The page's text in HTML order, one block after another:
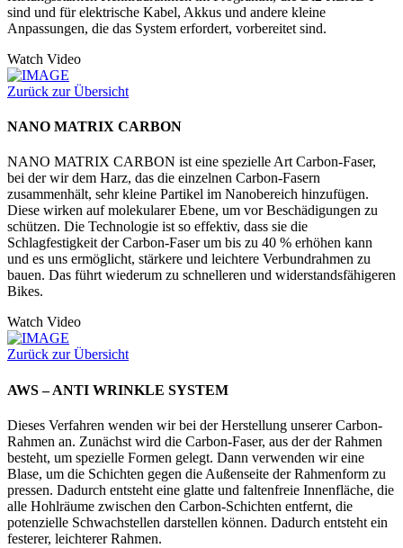
sind und für elektrische Kabel, Akkus und andere kleine
Anpassungen, die das System erfordert, vorbereitet sind.
Watch Video
Zurück zur Übersicht
NANO MATRIX CARBON
NANO MATRIX CARBON ist eine spezielle Art Carbon-Faser,
bei der wir dem Harz, das die einzelnen Carbon-Fasern
zusammenhält, sehr kleine Partikel im Nanobereich hinzufügen.
Diese wirken auf molekularer Ebene, um vor Beschädigungen zu
schützen. Die Technologie ist so effektiv, dass sie die
Schlagfestigkeit der Carbon-Faser um bis zu 40 % erhöhen kann
und es uns ermöglicht, stärkere und leichtere Verbundrahmen zu
bauen. Das führt wiederum zu schnelleren und widerstandsfähigeren
Bikes.
Watch Video
Zurück zur Übersicht
AWS – ANTI WRINKLE SYSTEM
Dieses Verfahren wenden wir bei der Herstellung unserer Carbon-
Rahmen an. Zunächst wird die Carbon-Faser, aus der der Rahmen
besteht, um spezielle Formen gelegt. Dann verwenden wir eine
Blase, um die Schichten gegen die Außenseite der Rahmenform zu
pressen. Dadurch entsteht eine glatte und faltenfreie Innenfläche, die
alle Hohlräume zwischen den Carbon-Schichten entfernt, die
potenzielle Schwachstellen darstellen können. Dadurch entsteht ein
festerer, leichterer Rahmen.